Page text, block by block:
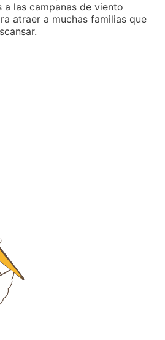
las campanas de viento
atraer a muchas familias que